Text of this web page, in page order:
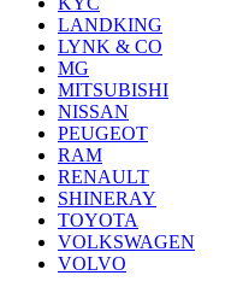
LANDKING
LYNK & CO
MG
MITSUBISHI
NISSAN
PEUGEOT
RAM
RENAULT
SHINERAY
TOYOTA
VOLKSWAGEN
VOLVO